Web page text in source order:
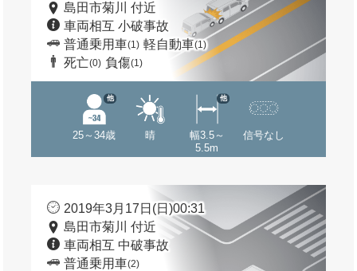
島田市菊川 付近
車両相互 小破事故
普通乗用車(1) 軽自動車(1)
死亡(0) 負傷(1)
25～34歳
他
晴
幅3.5～
5.5m
他
信号なし
2019年3月17日(日)00:31
島田市菊川 付近
車両相互 中破事故
普通乗用車(2)